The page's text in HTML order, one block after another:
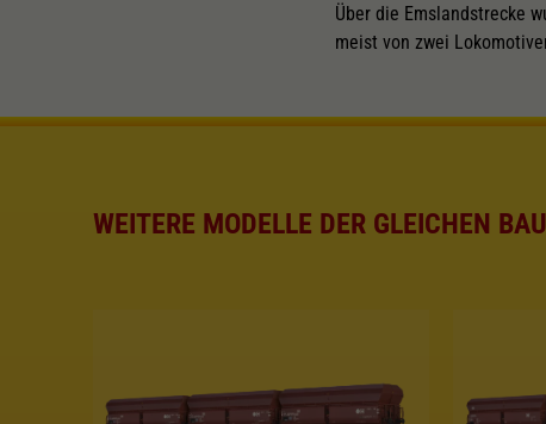
Über die Emslandstrecke
meist von zwei
WEITERE MODELLE DER GLEICHEN